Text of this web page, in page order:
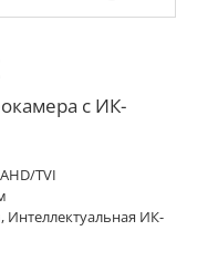
с ИК-
TVI
Интеллектуальная ИК-